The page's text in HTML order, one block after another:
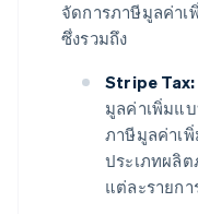
จัดการภาษีมูลค่าเ
ซึ่งรวมถึง
Stripe Tax:
มูลค่าเพิ่มแ
ภาษีมูลค่าเ
ประเภทผลิ
แต่ละรายก